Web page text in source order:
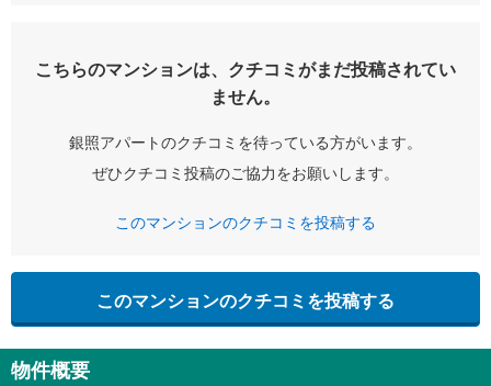
こちらのマンションは、クチコミがまだ投稿されてい
ません。
銀照アパートのクチコミを待っている方がいます。
ぜひクチコミ投稿のご協力をお願いします。
このマンションのクチコミを投稿する
このマンションのクチコミを投稿する
物件概要